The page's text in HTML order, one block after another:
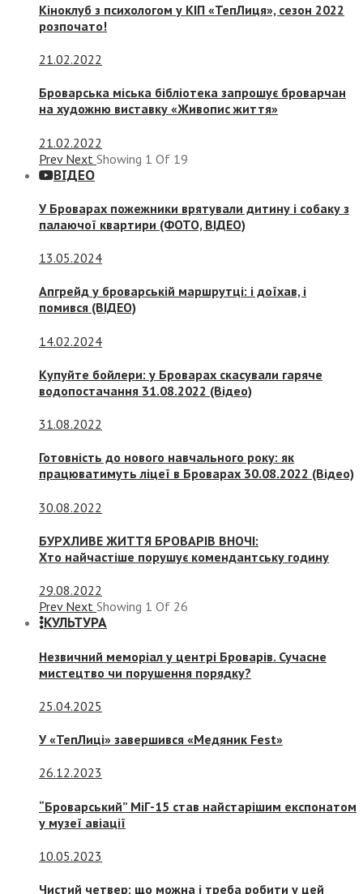
Кіноклуб з психологом у КІП «ТепЛиця», сезон 2022
розпочато!
21.02.2022
Броварська міська бібліотека запрошує броварчан
на художню виставку «Живопис життя»
21.02.2022
Prev Next Showing 1 Of 19
ВІДЕО
У Броварах пожежники врятували дитину і собаку з
палаючої квартири (ФОТО, ВІДЕО)
13.05.2024
Апгрейд у броварській маршрутці: і доїхав, і
помився (ВІДЕО)
14.02.2024
Купуйте бойлери: у Броварах скасували гаряче
водопостачання 31.08.2022 (Відео)
31.08.2022
Готовність до нового навчального року: як
працюватимуть ліцеї в Броварах 30.08.2022 (Відео)
30.08.2022
БУРХЛИВЕ ЖИТТЯ БРОВАРІВ ВНОЧІ:
Хто найчастіше порушує комендантську годину
29.08.2022
Prev Next Showing 1 Of 26
КУЛЬТУРА
Незвичний меморіал у центрі Броварів. Сучасне
мистецтво чи порушення порядку?
25.04.2025
У «ТепЛиці» завершився «Медяник Fest»
26.12.2023
“Броварський” МіГ-15 став найстарішим експонатом
у музеї авіації
10.05.2023
Чистий четвер: що можна і треба робити у цей